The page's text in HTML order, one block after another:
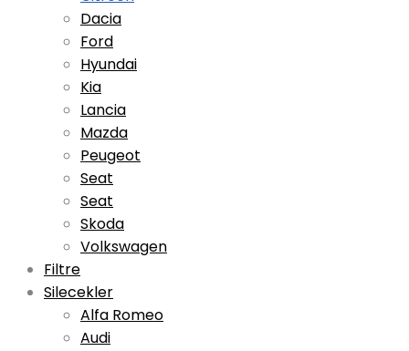
Dacia
Ford
Hyundai
Kia
Lancia
Mazda
Peugeot
Seat
Seat
Skoda
Volkswagen
Filtre
Silecekler
Alfa Romeo
Audi